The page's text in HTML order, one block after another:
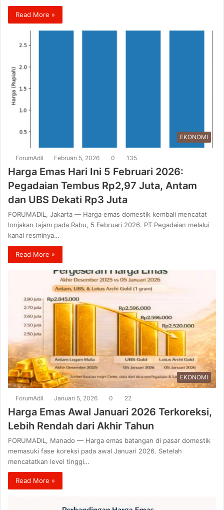
Read More »
EKONOMI
ForumAdil Februari 5, 2026 0 135
Harga Emas Hari Ini 5 Februari 2026:
Pegadaian Tembus Rp2,97 Juta, Antam
dan UBS Dekati Rp3 Juta
FORUMADIL, Jakarta — Harga emas domestik kembali mencatat
lonjakan tajam pada Rabu, 5 Februari 2026. PT Pegadaian melalui
kanal resminya…
Read More »
EKONOMI
ForumAdil Januari 5, 2026 0 22
Harga Emas Awal Januari 2026 Terkoreksi,
Lebih Rendah dari Akhir Tahun
FORUMADIL, Manado — Harga emas batangan di pasar domestik
memasuki fase koreksi pada awal Januari 2026. Setelah
mencatatkan level tinggi…
Read More »